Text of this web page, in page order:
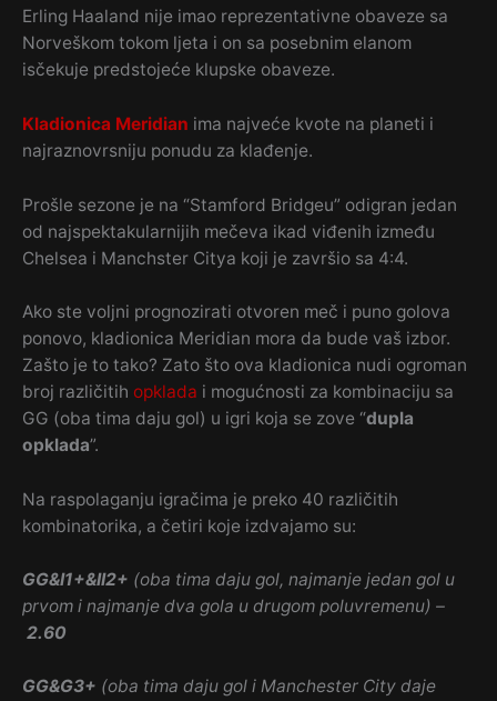
Erling Haaland nije imao reprezentativne obaveze sa
Norveškom tokom ljeta i on sa posebnim elanom
isčekuje predstojeće klupske obaveze.
Kladionica Meridian ima najveće kvote na planeti i
najraznovrsniju ponudu za klađenje.
Prošle sezone je na “Stamford Bridgeu” odigran jedan
od najspektakularnijih mečeva ikad viđenih između
Chelsea i Manchster Citya koji je završio sa 4:4.
Ako ste voljni prognozirati otvoren meč i puno golova
ponovo, kladionica Meridian mora da bude vaš izbor.
Zašto je to tako? Zato što ova kladionica nudi ogroman
broj različitih opklada i mogućnosti za kombinaciju sa
GG (oba tima daju gol) u igri koja se zove “dupla
opklada”.
Na raspolaganju igračima je preko 40 različitih
kombinatorika, a četiri koje izdvajamo su:
GG&I1+&II2+ (oba tima daju gol, najmanje jedan gol u
prvom i najmanje dva gola u drugom poluvremenu) –
2.60
GG&G3+ (oba tima daju gol i Manchester City daje